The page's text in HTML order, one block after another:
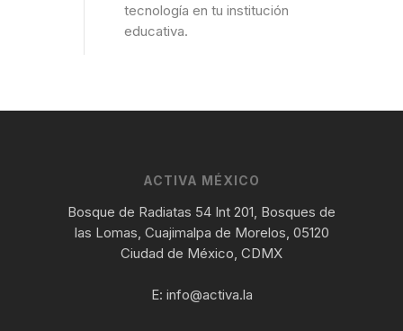
tecnología en tu institución
educativa.
ACTIVA MÉXICO
Bosque de Radiatas 54 Int 201, Bosques de
las Lomas, Cuajimalpa de Morelos, 05120
Ciudad de México, CDMX
E: info@activa.la